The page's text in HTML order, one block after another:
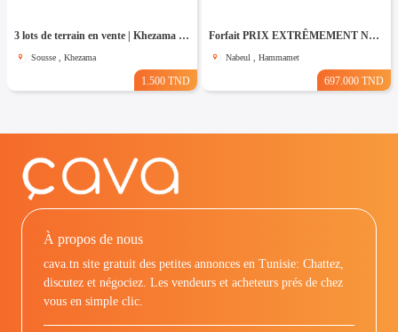
3 lots de terrain en vente | Khezama Jawhara Sousse
Sousse , Khezama
1.500 TND
Forfait PRIX EXTRÊMEMENT NÉGOCIABLE Terrain entièrement clôturé à HAMMAMET 8200m²
Nabeul , Hammamet
697.000 TND
À propos de nous
cava.tn site gratuit des petites annonces en Tunisie: Chattez,
discutez et négociez. Les vendeurs et acheteurs prés de chez
vous en simple clic.